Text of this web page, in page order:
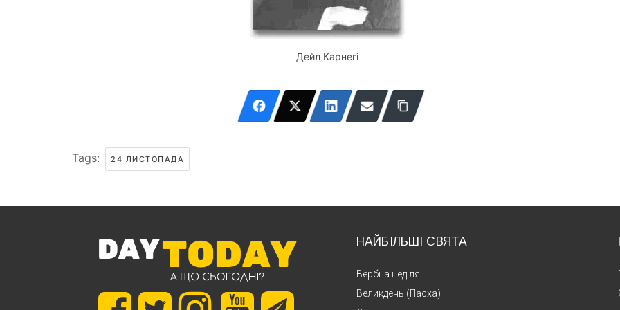
Дейл Карнегі
Tags: 24 ЛИСТОПАДА
НАЙБІЛЬШІ СВЯТА
Вербна неділя
Великдень (Пасха)